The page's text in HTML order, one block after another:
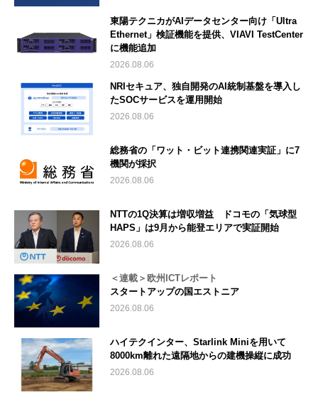
東陽テクニカがAIデータセンター向け「Ultra
Ethernet」検証機能を提供、VIAVI TestCenter
に機能追加
2026.08.06
NRIセキュア、独自開発のAI統制基盤を導入し
たSOCサービスを運用開始
2026.08.06
総務省の「ワット・ビット連携関連実証」に7
機関が採択
2026.08.06
NTTの1Q決算は増収増益 ドコモの「気球型
HAPS」は9月から能登エリアで実証開始
2026.08.06
＜連載＞欧州ICTレポート
スタートアップの国エストニア
2026.08.06
ハイテクインター、Starlink Miniを用いて
8000km離れた遠隔地からの建機操縦に成功
2026.08.06